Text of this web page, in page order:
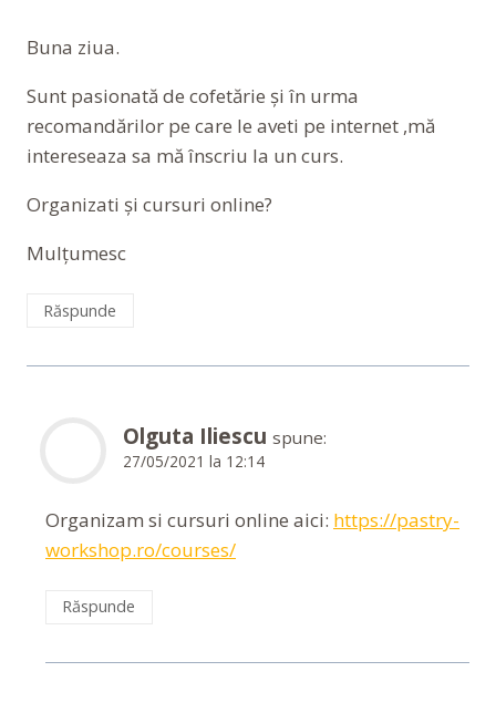
Buna ziua.
Sunt pasionată de cofetărie și în urma
recomandărilor pe care le aveti pe internet ,mă
intereseaza sa mă înscriu la un curs.
Organizati și cursuri online?
Mulțumesc
Răspunde
Olguta Iliescu spune:
27/05/2021 la 12:14
Organizam si cursuri online aici: https://pastry-
workshop.ro/courses/
Răspunde